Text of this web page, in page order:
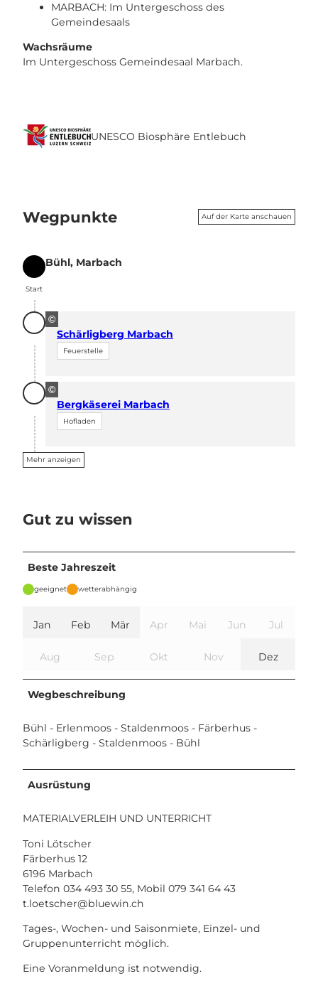
MARBACH: Im Untergeschoss des
Gemeindesaals
Wachsräume
Im Untergeschoss Gemeindesaal Marbach.
UNESCO Biosphäre Entlebuch
Wegpunkte Auf der Karte anschauen
Start
Start
Bühl, Marbach
©
Schärligberg Marbach
Feuerstelle
©
Bergkäserei Marbach
Hofladen
Mehr anzeigen
Gut zu wissen
Beste Jahreszeit
geeignet wetterabhängig
Jan Feb Mär Apr Mai Jun Jul
Aug Sep Okt Nov Dez
Wegbeschreibung
Bühl - Erlenmoos - Staldenmoos - Färberhus -
Schärligberg - Staldenmoos - Bühl
Ausrüstung
MATERIALVERLEIH UND UNTERRICHT
Toni Lötscher
Färberhus 12
6196 Marbach
Telefon 034 493 30 55, Mobil 079 341 64 43
t.loetscher@bluewin.ch
Tages-, Wochen- und Saisonmiete, Einzel- und
Gruppenunterricht möglich.
Eine Voranmeldung ist notwendig.